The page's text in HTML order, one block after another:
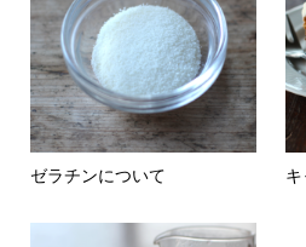
ゼラチンについて